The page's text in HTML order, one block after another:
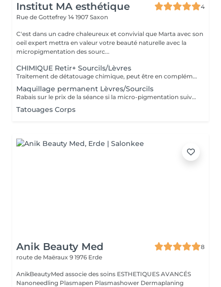
Institut MA esthétique
4
Rue de Gottefrey 14 1907 Saxon
C'est dans un cadre chaleureux et convivial que Marta avec son
oeil expert mettra en valeur votre beauté naturelle avec la
micropigmentation des sourc...
CHIMIQUE Retir+ Sourcils/Lèvres
Traitement de détatouage chimique, peut être en complément avec le laser. Idéal sur la micropigmentation des lèvres ou suite à une oxydation produite par le laser.
Maquillage permanent Lèvres/Sourcils
Rabais sur le prix de la séance si la micro-pigmentation suivante est faite à l'institut.
Tatouages Corps
Anik Beauty Med
8
route de Maëraux 9 1976 Erde
AnikBeautyMed associe des soins ESTHETIQUES AVANCÉS
Nanoneedling Plasmapen Plasmashower Dermaplaning